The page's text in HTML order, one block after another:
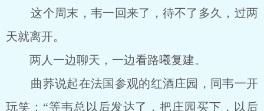
这个周末，韦一回来了，待不了多久，过两
天就离开。
两人一边聊天，一边看路曦复建。
曲荞说起在法国参观的红酒庄园，同韦一开
玩笑：“等韦总以后发达了，把庄园买下，以后